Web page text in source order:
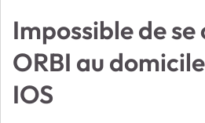
Impossible de
ORBI au
IOS